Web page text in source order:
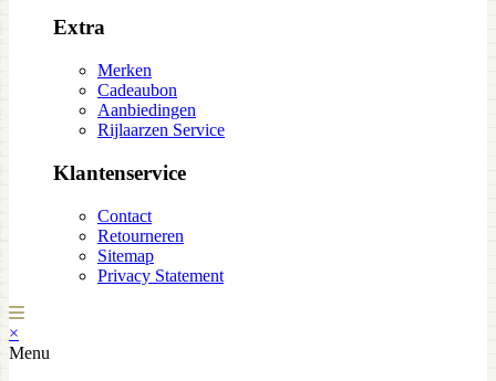
Extra
Merken
Cadeaubon
Aanbiedingen
Rijlaarzen Service
Klantenservice
Contact
Retourneren
Sitemap
Privacy Statement
×
Menu